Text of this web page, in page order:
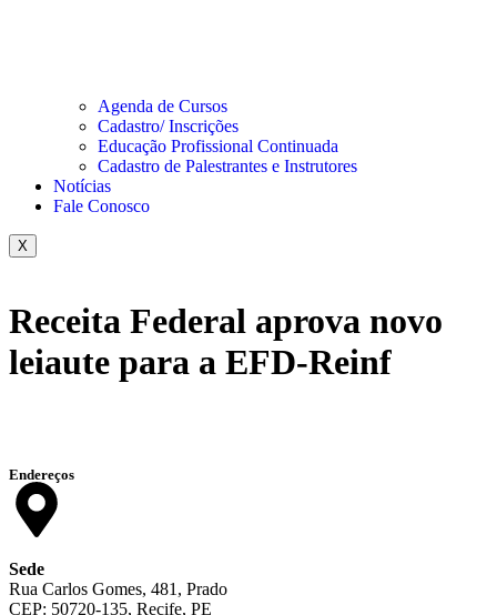
Agenda de Cursos
Cadastro/ Inscrições
Educação Profissional Continuada
Cadastro de Palestrantes e Instrutores
Notícias
Fale Conosco
X
Receita Federal aprova novo
leiaute para a EFD-Reinf
Endereços
Sede
Rua Carlos Gomes, 481, Prado
CEP: 50720-135, Recife, PE